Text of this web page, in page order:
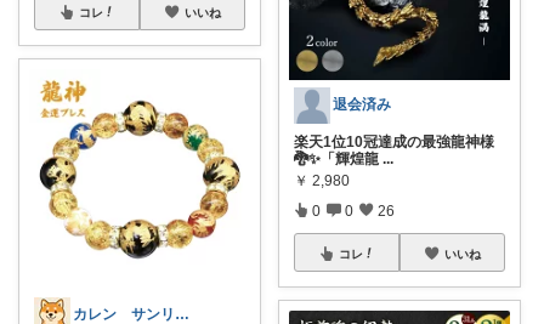
コレ いいね
カレン サンリオとディズニーが大好き
退会済み
楽天1位10冠達成の最強龍神様
🐉✨「輝煌龍 ...
￥ 2,980
0 0 26
コレ いいね